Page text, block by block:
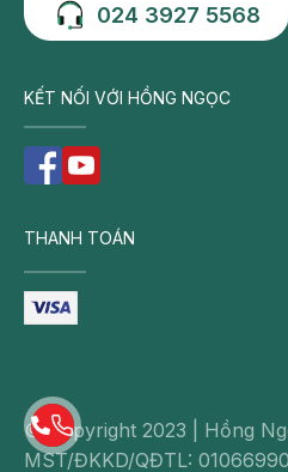
024 3927 5568
KẾT NỐI VỚI HỒNG NGỌC
THANH TOÁN
© Copyright 2023 | Hồng
MST/ĐKKD/QĐTL: